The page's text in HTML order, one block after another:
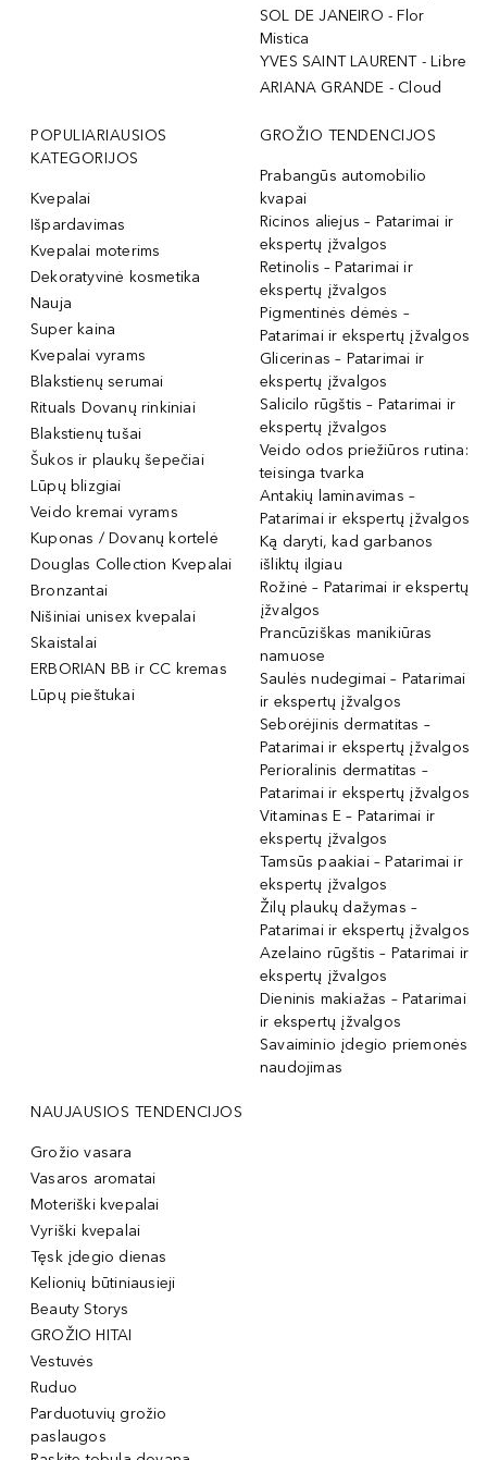
SOL DE JANEIRO - Flor
Mistica
YVES SAINT LAURENT - Libre
ARIANA GRANDE - Cloud
POPULIARIAUSIOS
KATEGORIJOS
Kvepalai
Išpardavimas
Kvepalai moterims
Dekoratyvinė kosmetika
Nauja
Super kaina
Kvepalai vyrams
Blakstienų serumai
Rituals Dovanų rinkiniai
Blakstienų tušai
Šukos ir plaukų šepečiai
Lūpų blizgiai
Veido kremai vyrams
Kuponas / Dovanų kortelė
Douglas Collection Kvepalai
Bronzantai
Nišiniai unisex kvepalai
Skaistalai
ERBORIAN BB ir CC kremas
Lūpų pieštukai
GROŽIO TENDENCIJOS
Prabangūs automobilio
kvapai
Ricinos aliejus – Patarimai ir
ekspertų įžvalgos
Retinolis – Patarimai ir
ekspertų įžvalgos
Pigmentinės dėmės –
Patarimai ir ekspertų įžvalgos
Glicerinas – Patarimai ir
ekspertų įžvalgos
Salicilo rūgštis – Patarimai ir
ekspertų įžvalgos
Veido odos priežiūros rutina:
teisinga tvarka
Antakių laminavimas –
Patarimai ir ekspertų įžvalgos
Ką daryti, kad garbanos
išliktų ilgiau
Rožinė – Patarimai ir ekspertų
įžvalgos
Prancūziškas manikiūras
namuose
Saulės nudegimai – Patarimai
ir ekspertų įžvalgos
Seborėjinis dermatitas –
Patarimai ir ekspertų įžvalgos
Perioralinis dermatitas –
Patarimai ir ekspertų įžvalgos
Vitaminas E – Patarimai ir
ekspertų įžvalgos
Tamsūs paakiai – Patarimai ir
ekspertų įžvalgos
Žilų plaukų dažymas –
Patarimai ir ekspertų įžvalgos
Azelaino rūgštis – Patarimai ir
ekspertų įžvalgos
Dieninis makiažas – Patarimai
ir ekspertų įžvalgos
Savaiminio įdegio priemonės
naudojimas
NAUJAUSIOS TENDENCIJOS
Grožio vasara
Vasaros aromatai
Moteriški kvepalai
Vyriški kvepalai
Tęsk įdegio dienas
Kelionių būtiniausieji
Beauty Storys
GROŽIO HITAI
Vestuvės
Ruduo
Parduotuvių grožio
paslaugos